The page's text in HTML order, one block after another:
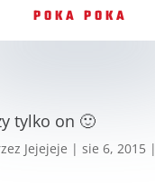
POKA POKA
tylko on 🙂
Jejejeje | sie 6, 2015|